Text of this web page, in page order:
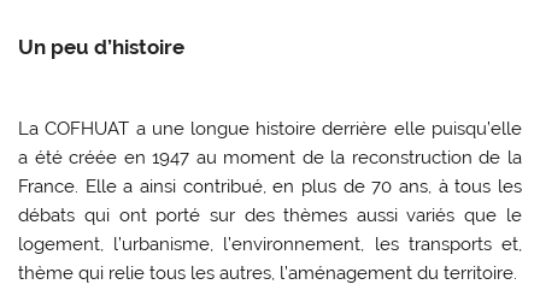
Un peu d’histoire
La COFHUAT a une longue histoire derrière elle puisqu’elle
a été créée en 1947 au moment de la reconstruction de la
France. Elle a ainsi contribué, en plus de 70 ans, à tous les
débats qui ont porté sur des thèmes aussi variés que le
logement, l’urbanisme, l’environnement, les transports et,
thème qui relie tous les autres, l’aménagement du territoire.